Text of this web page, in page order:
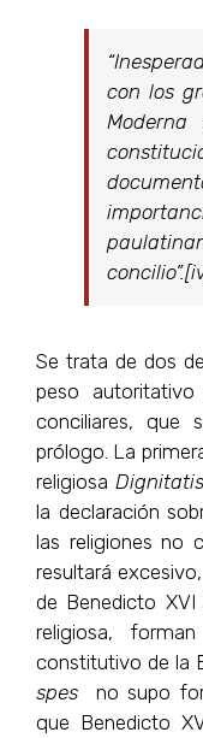
con los
Se trata de dos
peso
conciliares, que
prólogo. La
religiosa
la declaración
las religiones no
resultará
de Benedicto
religiosa,
constitutivo de la
spes
no supo
que Benedicto